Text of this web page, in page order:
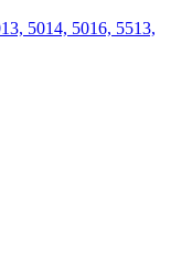
5014, 5016, 5513,